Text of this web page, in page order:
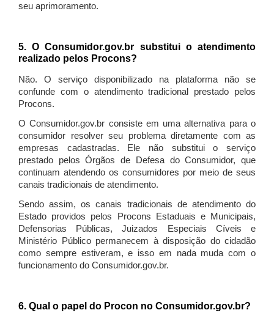
seu aprimoramento.
5. O Consumidor.gov.br substitui o atendimento
realizado pelos Procons?
Não. O serviço disponibilizado na plataforma não se
confunde com o atendimento tradicional prestado pelos
Procons.
O Consumidor.gov.br consiste em uma alternativa para o
consumidor resolver seu problema diretamente com as
empresas cadastradas. Ele não substitui o serviço
prestado pelos Órgãos de Defesa do Consumidor, que
continuam atendendo os consumidores por meio de seus
canais tradicionais de atendimento.
Sendo assim, os canais tradicionais de atendimento do
Estado providos pelos Procons Estaduais e Municipais,
Defensorias Públicas, Juizados Especiais Cíveis e
Ministério Público permanecem à disposição do cidadão
como sempre estiveram, e isso em nada muda com o
funcionamento do Consumidor.gov.br.
6. Qual o papel do Procon no Consumidor.gov.br?